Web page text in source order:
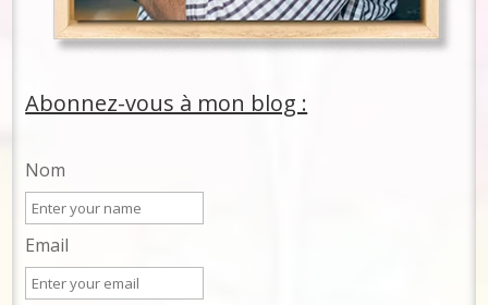
Abonnez-vous à mon blog :
Nom
Email